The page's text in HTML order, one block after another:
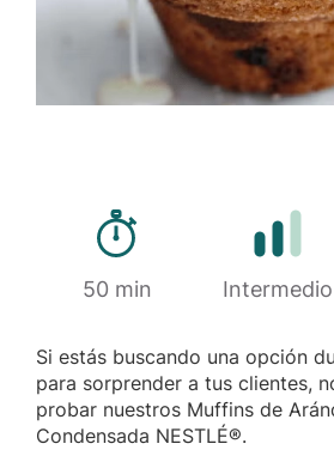
Tiempo de preparación
50 min Dificultad
Intermedio
Si estás buscando una opción
para sorprender a tus clientes,
probar nuestros Muffins de
Condensada NESTLÉ®.